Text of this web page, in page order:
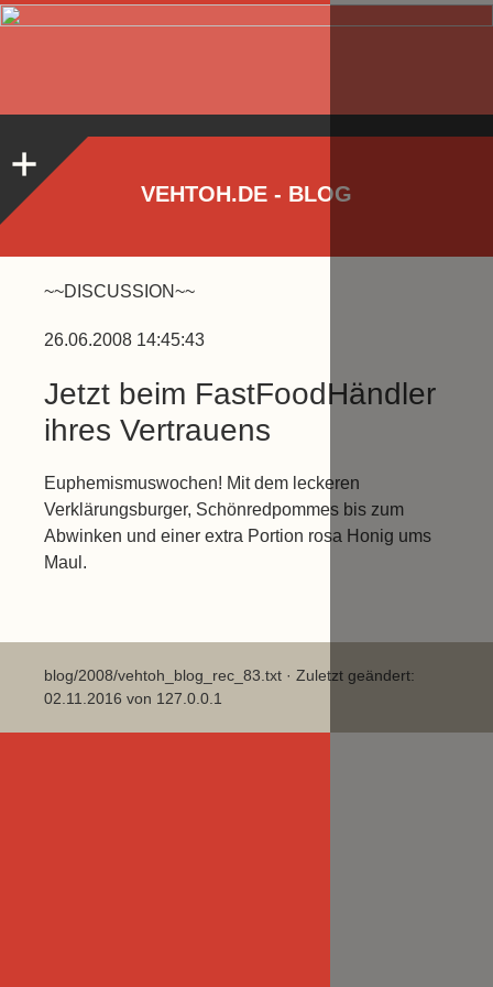
VEHTOH.DE - BLOG
~~DISCUSSION~~
26.06.2008 14:45:43
Jetzt beim FastFoodHändler
ihres Vertrauens
Euphemismuswochen! Mit dem leckeren
Verklärungsburger, Schönredpommes bis zum
Abwinken und einer extra Portion rosa Honig ums
Maul.
blog/2008/vehtoh_blog_rec_83.txt · Zuletzt geändert:
02.11.2016 von 127.0.0.1